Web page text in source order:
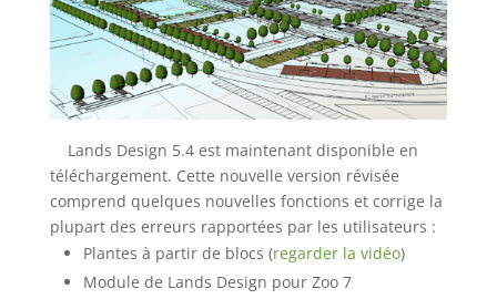
Lands Design 5.4 est maintenant disponible en
téléchargement. Cette nouvelle version révisée
comprend quelques nouvelles fonctions et corrige la
plupart des erreurs rapportées par les utilisateurs :
Plantes à partir de blocs (regarder la vidéo)
Module de Lands Design pour Zoo 7